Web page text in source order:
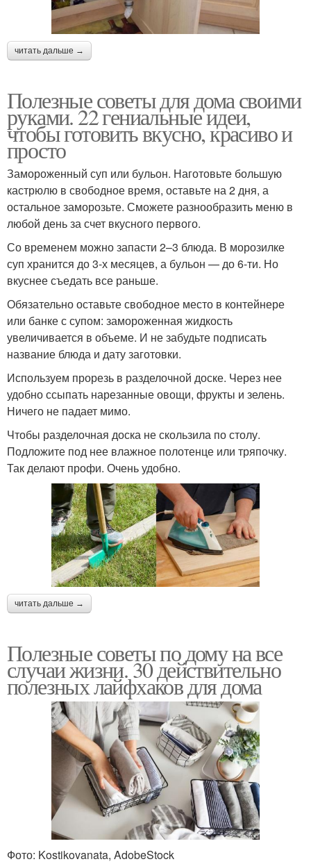
читать дальше →
Полезные советы для дома своими
руками. 22 гениальные идеи,
чтобы готовить вкусно, красиво и
просто
Замороженный суп или бульон. Наготовьте большую
кастрюлю в свободное время, оставьте на 2 дня, а
остальное заморозьте. Сможете разнообразить меню в
любой день за счет вкусного первого.
Со временем можно запасти 2–3 блюда. В морозилке
суп хранится до 3-х месяцев, а бульон — до 6-ти. Но
вкуснее съедать все раньше.
Обязательно оставьте свободное место в контейнере
или банке с супом: замороженная жидкость
увеличивается в объеме. И не забудьте подписать
название блюда и дату заготовки.
Используем прорезь в разделочной доске. Через нее
удобно ссыпать нарезанные овощи, фрукты и зелень.
Ничего не падает мимо.
Чтобы разделочная доска не скользила по столу.
Подложите под нее влажное полотенце или тряпочку.
Так делают профи. Очень удобно.
читать дальше →
Полезные советы по дому на все
случаи жизни. 30 действительно
полезных лайфхаков для дома
Фото: Kostikovanata, AdobeStock